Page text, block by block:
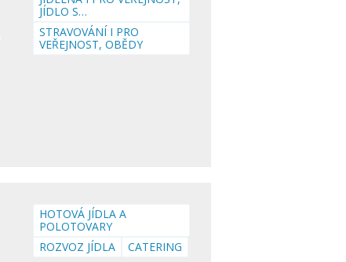
JÍDLO S…
STRAVOVÁNÍ I PRO
VEŘEJNOST, OBĚDY
HOTOVÁ JÍDLA A
POLOTOVARY
ROZVOZ JÍDLA
CATERING